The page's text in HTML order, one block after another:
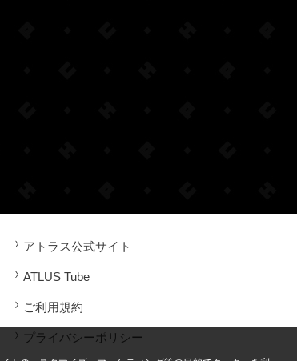
アトラス公式サイト
ATLUS Tube
ご利用規約
プライバシーポリシー